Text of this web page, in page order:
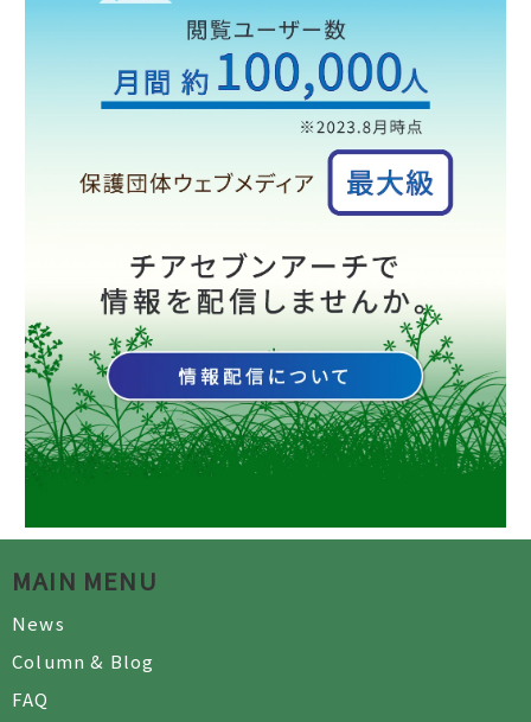
MAIN MENU
News
Column & Blog
FAQ